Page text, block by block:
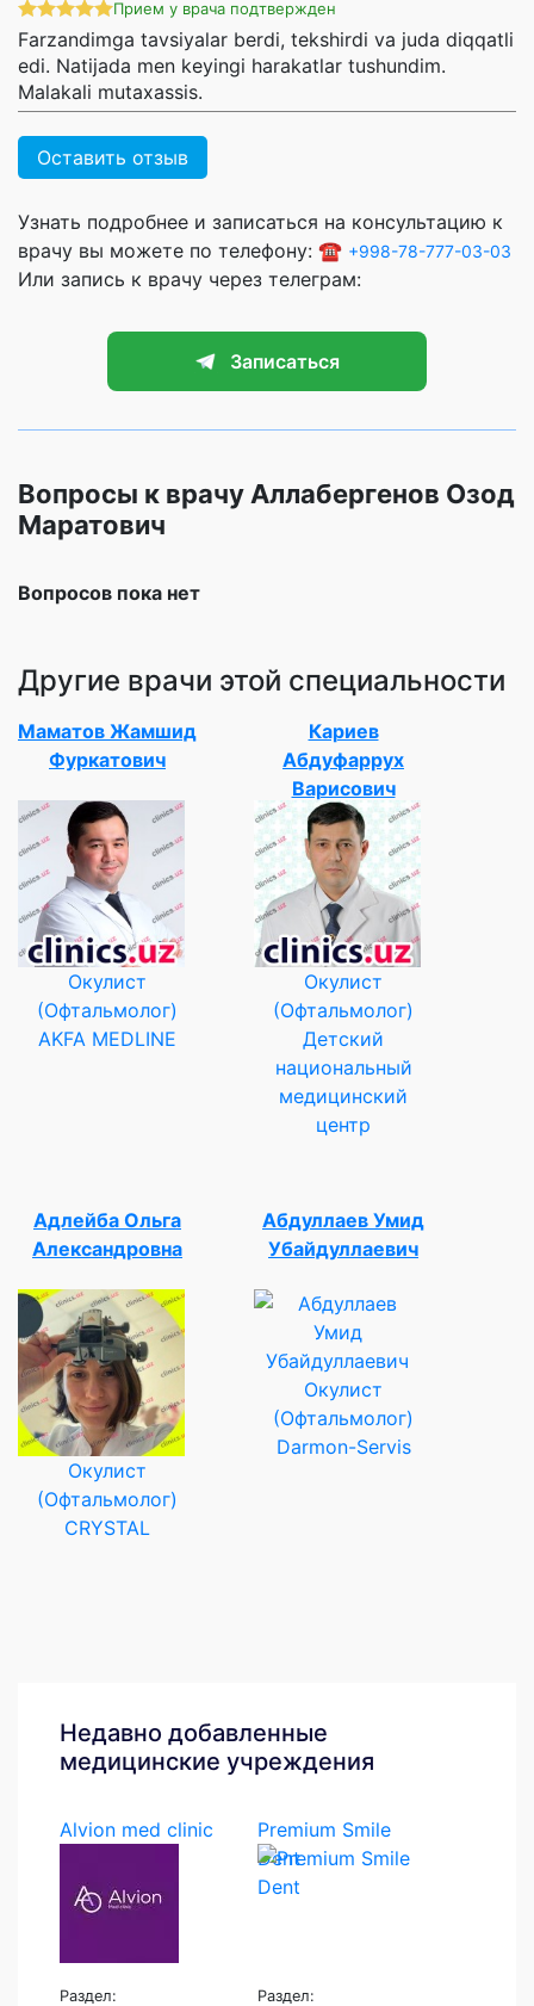
Прием у врача подтвержден
Farzandimga tavsiyalar berdi, tekshirdi va juda diqqatli
edi. Natijada men keyingi harakatlar tushundim.
Malakali mutaxassis.
Оставить отзыв
Узнать подробнее и записаться на консультацию к
врачу вы можете по телефону: ☎️ +998-78-777-03-03
Или запись к врачу через телеграм:
Записаться
Вопросы к врачу Аллабергенов Озод
Маратович
Вопросов пока нет
Другие врачи этой специальности
Маматов Жамшид
Фуркатович
Окулист
(Офтальмолог)
AKFA MEDLINE
Кариев
Абдуфаррух
Варисович
Окулист
(Офтальмолог)
Детский
национальный
медицинский
центр
Адлейба Ольга
Александровна
Окулист
(Офтальмолог)
CRYSTAL
Абдуллаев Умид
Убайдуллаевич
Окулист
(Офтальмолог)
Darmon-Servis
Недавно добавленные
медицинские учреждения
Alvion med clinic
Раздел:
Premium Smile
Dent
Раздел: